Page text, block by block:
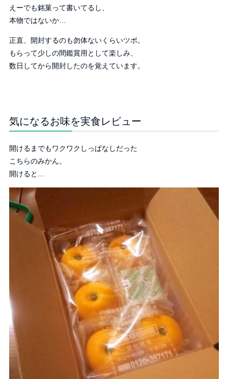
えーでも銘菓って書いてるし、
本物ではないか…
正直、開封するのも勿体ないくらいツボ。
もらって少しの間鑑賞用として楽しみ、
数日してから開封したのを覚えています。
気になるお味を実食レビュー
開けるまでもワクワクしっぱなしだった
こちらのみかん。
開けると…